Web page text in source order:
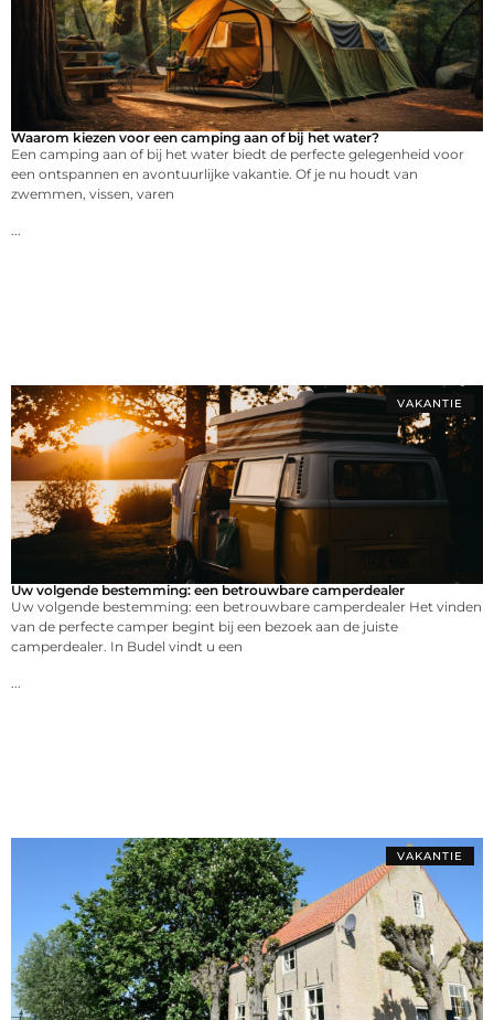
Waarom kiezen voor een camping aan of bij het water?
Een camping aan of bij het water biedt de perfecte gelegenheid voor
een ontspannen en avontuurlijke vakantie. Of je nu houdt van
zwemmen, vissen, varen
VAKANTIE
Uw volgende bestemming: een betrouwbare camperdealer
Uw volgende bestemming: een betrouwbare camperdealer Het vinden
van de perfecte camper begint bij een bezoek aan de juiste
camperdealer. In Budel vindt u een
VAKANTIE